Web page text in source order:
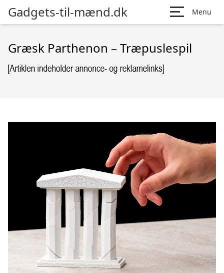
Gadgets-til-mænd.dk Menu
Græsk Parthenon – Træpuslespil